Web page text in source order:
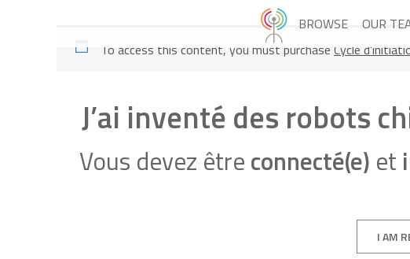
BROWSE OUR
To access this content, you must purchase Cycle
J’ai inventé des robots
Vous devez êtreconnecté(e) et
I AM